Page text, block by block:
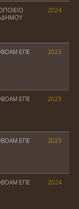
2024
EΠΕ 2023
EΠΕ 2023
EΠΕ 2023
EΠΕ 2024